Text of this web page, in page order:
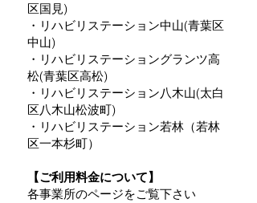
区国見)
・リハビリステーション中山(青葉区
中山)
・リハビリステーショングランツ高
松(青葉区高松)
・リハビリステーション八木山(太白
区八木山松波町)
・リハビリステーション若林（若林
区一本杉町）
【ご利用料金について】
各事業所のページをご覧下さい